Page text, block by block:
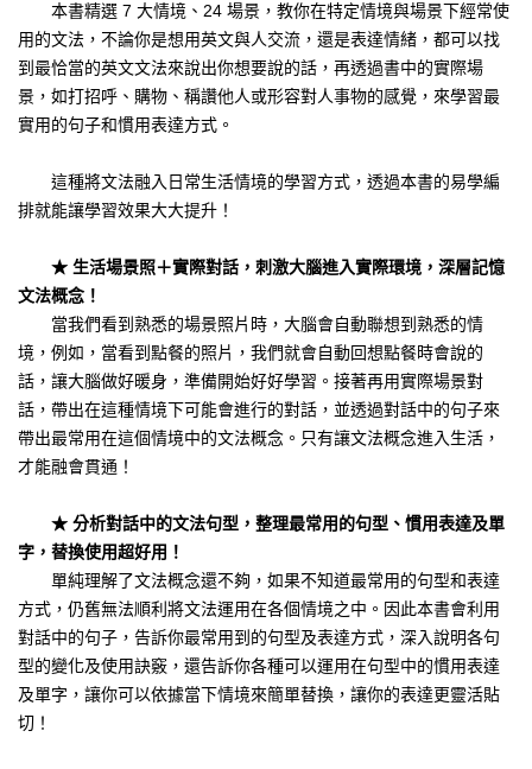
本書精選 7 大情境、24 場景，教你在特定情境與場景下經常使
用的文法，不論你是想用英文與人交流，還是表達情緒，都可以找
到最恰當的英文文法來說出你想要說的話，再透過書中的實際場
景，如打招呼、購物、稱讚他人或形容對人事物的感覺，來學習最
實用的句子和慣用表達方式。
這種將文法融入日常生活情境的學習方式，透過本書的易學編
排就能讓學習效果大大提升！
★ 生活場景照＋實際對話，刺激大腦進入實際環境，深層記憶
文法概念！
當我們看到熟悉的場景照片時，大腦會自動聯想到熟悉的情
境，例如，當看到點餐的照片，我們就會自動回想點餐時會說的
話，讓大腦做好暖身，準備開始好好學習。接著再用實際場景對
話，帶出在這種情境下可能會進行的對話，並透過對話中的句子來
帶出最常用在這個情境中的文法概念。只有讓文法概念進入生活，
才能融會貫通！
★ 分析對話中的文法句型，整理最常用的句型、慣用表達及單
字，替換使用超好用！
單純理解了文法概念還不夠，如果不知道最常用的句型和表達
方式，仍舊無法順利將文法運用在各個情境之中。因此本書會利用
對話中的句子，告訴你最常用到的句型及表達方式，深入說明各句
型的變化及使用訣竅，還告訴你各種可以運用在句型中的慣用表達
及單字，讓你可以依據當下情境來簡單替換，讓你的表達更靈活貼
切！